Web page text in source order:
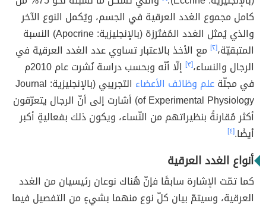
كامل مجموع الغدد العرقية في الجسم، ويُكمل النوع الآخر
والذي يُمثل الغدد المُفتَرَزة (بالإنجليزية: Apocrine) النسبة
المتبقيّة،[٢]
مع الأخذ بالاعتبار تساوي عدد الغدد العرقية في
الرجال والنساء،[٣]
إلّا أنّه وبحسب دراسة نُشرت عام 2010م
في مجلّةعلم وظائف الأعضاء
التجريبي (بالإنجليزية: Journal
of Experimental Physiology) أشارت إلى أنّ الرجال يتعرّقون
أكثر مُقارنةً بنظيراتهم من النّساء، ويكون ذلك بفعاليةٍ أكبر
أيضًا.[٤]
أنواع الغدد العرقية
كما تمّت الإشارة سابقًا فإنّ هُناك نوعان رئيسيان من الغدد
العرقية، وسيتمّ بيان كلّ نوع منهما بشيءٍ من التفصيل فيما